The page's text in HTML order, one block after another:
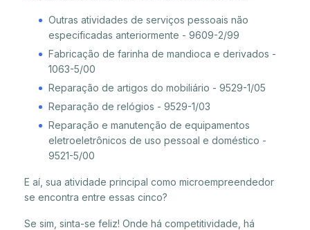
Outras atividades de serviços pessoais não
especificadas anteriormente - 9609-2/99
Fabricação de farinha de mandioca e derivados -
1063-5/00
Reparação de artigos do mobiliário - 9529-1/05
Reparação de relógios - 9529-1/03
Reparação e manutenção de equipamentos
eletroeletrônicos de uso pessoal e doméstico -
9521-5/00
E aí, sua atividade principal como microempreendedor
se encontra entre essas cinco?
Se sim, sinta-se feliz! Onde há competitividade, há